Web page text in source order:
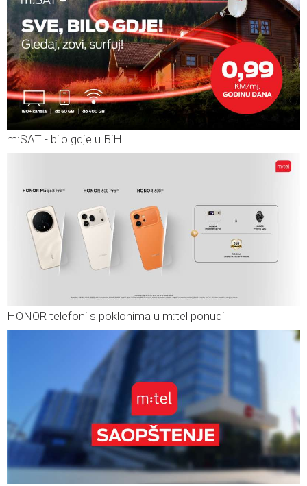
m:SAT - bilo gdje u BiH
HONOR telefoni s poklonima u m:tel ponudi